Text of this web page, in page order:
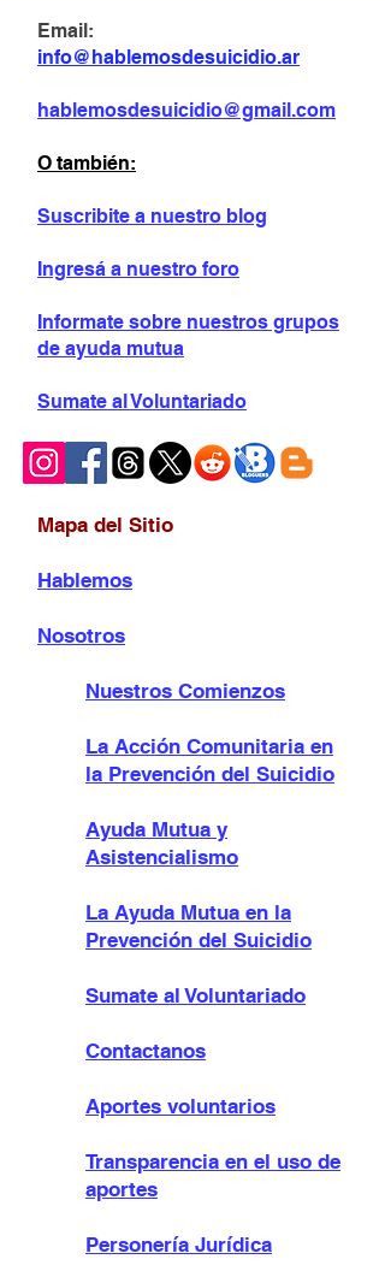
Email:
info@hablemosdesuicidio.ar
hablemosdesuicidio@gmail.com
O también:
Suscribite a nuestro blog
Ingresá a nuestro foro
Informate sobre nuestros grupos
de ayuda mutua
Sumate al Voluntariado
Mapa del Sitio
Hablemos
Nosotros
Nuestros Comienzos
La Acción Comunitaria en
la Prevención del Suicidio
Ayuda Mutua y
Asistencialismo
La Ayuda Mutua en la
Prevención del Suicidio
Sumate al Voluntariado
Contactanos
Aportes voluntarios
Transparencia en el uso de
aportes
Personería Jurídica